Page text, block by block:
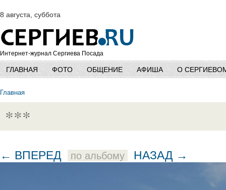
8 августа, суббота
Интернет-журнал Сергиева Посада
ГЛАВНАЯ ФОТО ОБЩЕНИЕ АФИША О
Главная
***
← ВПЕРЕД по альбому НАЗАД →